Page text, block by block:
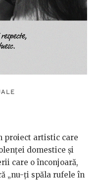
proiect artistic care
domestice și
care o înconjoară,
„nu-ți spăla rufele în